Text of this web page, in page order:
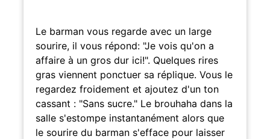
Le barman vous regarde avec un large
sourire, il vous répond: "Je vois qu'on a
affaire à un gros dur ici!". Quelques rires
gras viennent ponctuer sa réplique. Vous le
regardez froidement et ajoutez d'un ton
cassant : "Sans sucre." Le brouhaha dans la
salle s'estompe instantanément alors que
le sourire du barman s'efface pour laisser